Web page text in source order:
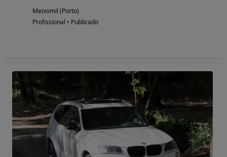
Meixomil (Porto)
Profissional • Publicado